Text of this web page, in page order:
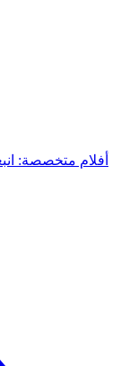
أفلام متخصصة: